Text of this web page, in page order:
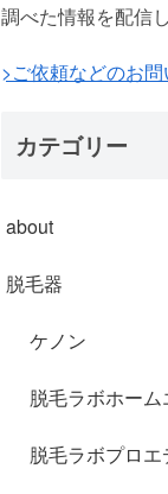
調べた情報を配信
>ご依頼などのお
カテゴリー
about
脱毛器
ケノン
脱毛ラボホー
脱毛ラボプロ